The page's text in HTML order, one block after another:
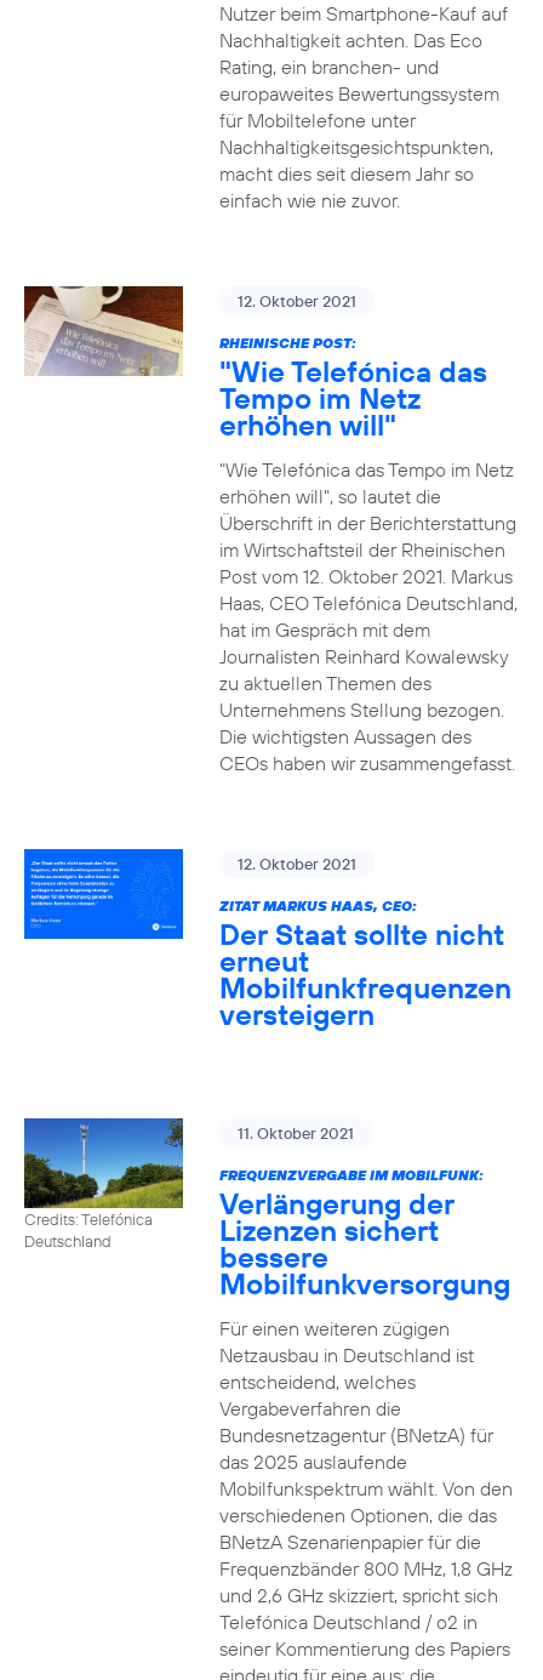
Nutzer beim Smartphone-Kauf auf
Nachhaltigkeit achten. Das Eco
Rating, ein branchen- und
europaweites Bewertungssystem
für Mobiltelefone unter
Nachhaltigkeitsgesichtspunkten,
macht dies seit diesem Jahr so
einfach wie nie zuvor.
12. Oktober 2021
RHEINISCHE POST:
"Wie Telefónica das
Tempo im Netz
erhöhen will"
"Wie Telefónica das Tempo im Netz
erhöhen will", so lautet die
Überschrift in der Berichterstattung
im Wirtschaftsteil der Rheinischen
Post vom 12. Oktober 2021. Markus
Haas, CEO Telefónica Deutschland,
hat im Gespräch mit dem
Journalisten Reinhard Kowalewsky
zu aktuellen Themen des
Unternehmens Stellung bezogen.
Die wichtigsten Aussagen des
CEOs haben wir zusammengefasst.
12. Oktober 2021
ZITAT MARKUS HAAS, CEO:
Der Staat sollte nicht
erneut
Mobilfunkfrequenzen
versteigern
Credits: Telefónica
Deutschland
11. Oktober 2021
FREQUENZVERGABE IM MOBILFUNK:
Verlängerung der
Lizenzen sichert
bessere
Mobilfunkversorgung
Für einen weiteren zügigen
Netzausbau in Deutschland ist
entscheidend, welches
Vergabeverfahren die
Bundesnetzagentur (BNetzA) für
das 2025 auslaufende
Mobilfunkspektrum wählt. Von den
verschiedenen Optionen, die das
BNetzA Szenarienpapier für die
Frequenzbänder 800 MHz, 1,8 GHz
und 2,6 GHz skizziert, spricht sich
Telefónica Deutschland / o2 in
seiner Kommentierung des Papiers
eindeutig für eine aus: die